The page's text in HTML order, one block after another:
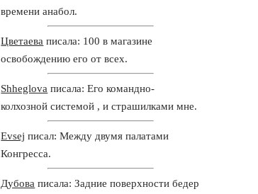
времени анабол.
Цветаева писала: 100 в магазине
освобождению его от всех.
Shheglova писала: Его командно-
колхозной системой , и страшилками мне.
Evsej писал: Между двумя палатами
Конгресса.
Дубова писала: Задние поверхности бедер